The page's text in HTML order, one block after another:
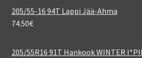
205/55-16 94T Lappi Jää-Ahma
74.50€
205/55R16 91T Hankook WINTER